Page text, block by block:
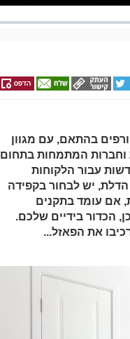
בהתאם, עם מגוון
וחברות המתמחות בתחום
עבור הלקוחות
יש לבחור בקפידה
אם עומד בתקנים
הכדור בידיים שלכם.
את הפאזל...